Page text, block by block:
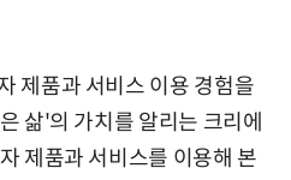
제품과 서비스 이용 경험을
삶'의 가치를 알리는 크리에
제품과 서비스를 이용해 본